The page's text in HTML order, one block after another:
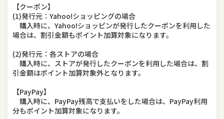
【クーポン】
(1)発行元：Yahoo!ショッピングの場合
購入時に、Yahoo!ショッピンが発行したクーポンを利用した
場合は、割引金額もポイント加算対象になります。
(2)発行元：各ストアの場合
購入時に、ストアが発行したクーポンを利用した場合は、割
引金額はポイント加算対象外となります。
【PayPay】
購入時に、PayPay残高で支払いをした場合は、PayPay利用
分もポイント加算対象になります。